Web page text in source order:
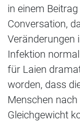
in einem
Conversation,
Veränderungen
Infektion
für Laien
worden, dass
Menschen
Gleichgewicht